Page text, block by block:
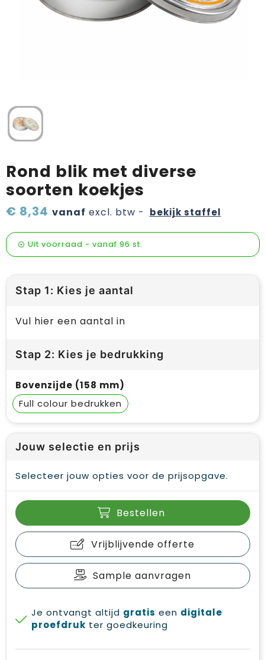
Verzorging & welness
Wijn, bier en proeverij
Zomerpakketten
Rond blik met diverse
soorten koekjes
€ 8,34 vanaf excl. btw - bekijk staffel
Uit voorraad - vanaf 96 st.
Stap 1: Kies je aantal
Vul hier een aantal in
Stap 2: Kies je bedrukking
Bovenzijde (158 mm)
Full colour
Jouw selectie en prijs
Selecteer jouw opties voor de prijsopgave.
Bestellen
Vrijblijvende offerte
Sample aanvragen
Je ontvangt altijd gratis een digitale
proefdruk ter goedkeuring